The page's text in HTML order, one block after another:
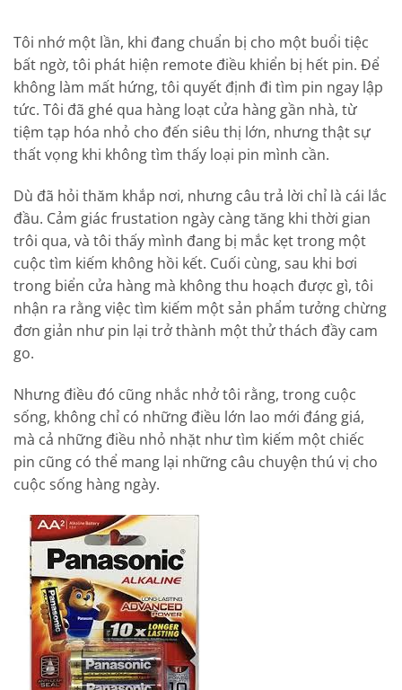
Tôi nhớ một lần, khi đang chuẩn bị cho một buổi tiệc
bất ngờ, tôi phát hiện remote điều khiển bị hết pin. Để
không làm mất hứng, tôi quyết định đi tìm pin ngay lập
tức. Tôi đã ghé qua hàng loạt cửa hàng gần nhà, từ
tiệm tạp hóa nhỏ cho đến siêu thị lớn, nhưng thật sự
thất vọng khi không tìm thấy loại pin mình cần.
Dù đã hỏi thăm khắp nơi, nhưng câu trả lời chỉ là cái lắc
đầu. Cảm giác frustation ngày càng tăng khi thời gian
trôi qua, và tôi thấy mình đang bị mắc kẹt trong một
cuộc tìm kiếm không hồi kết. Cuối cùng, sau khi bơi
trong biển cửa hàng mà không thu hoạch được gì, tôi
nhận ra rằng việc tìm kiếm một sản phẩm tưởng chừng
đơn giản như pin lại trở thành một thử thách đầy cam
go.
Nhưng điều đó cũng nhắc nhở tôi rằng, trong cuộc
sống, không chỉ có những điều lớn lao mới đáng giá,
mà cả những điều nhỏ nhặt như tìm kiếm một chiếc
pin cũng có thể mang lại những câu chuyện thú vị cho
cuộc sống hàng ngày.